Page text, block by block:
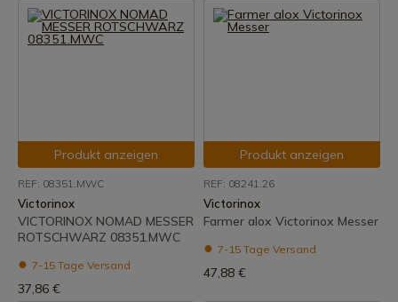
Produkt anzeigen
REF: 08351.MWC
Victorinox
VICTORINOX NOMAD MESSER
ROTSCHWARZ 08351.MWC
7-15 Tage Versand
37,86 €
Produkt anzeigen
REF: 08241.26
Victorinox
Farmer alox Victorinox Messer
7-15 Tage Versand
47,88 €